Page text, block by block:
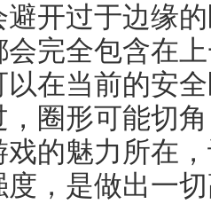
避开过于边缘
会完全包含在
在当前的安
，圈形可能切
的魅力所在
，是做出一